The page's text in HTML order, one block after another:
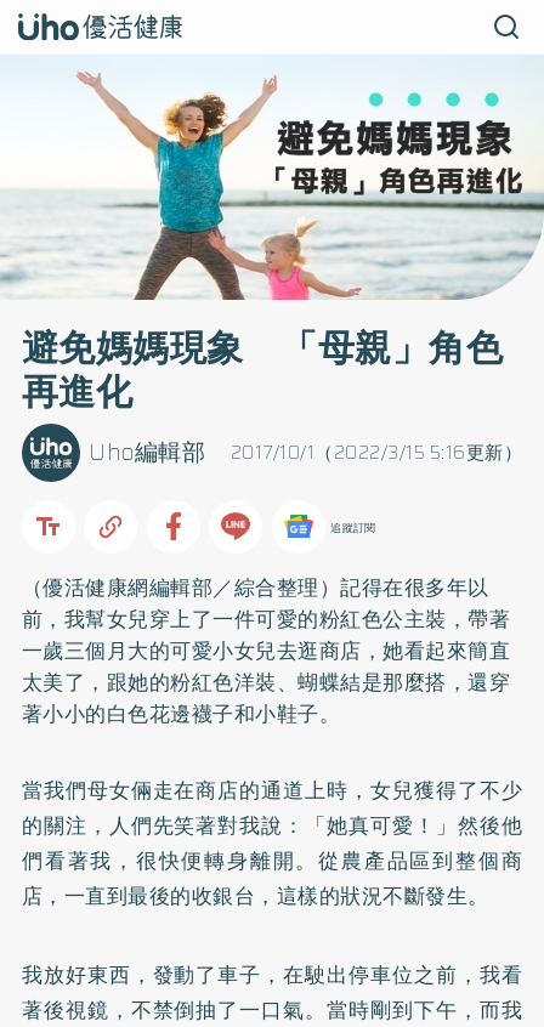
避免媽媽現象 「母親」角色
再進化
2017/10/1（2022/3/15 5:16更新）
Uho編輯部
追蹤訂閱
（優活健康網編輯部／綜合整理）記得在很多年以
前，我幫女兒穿上了一件可愛的粉紅色公主裝，帶著
一歲三個月大的可愛小女兒去逛商店，她看起來簡直
太美了，跟她的粉紅色洋裝、蝴蝶結是那麼搭，還穿
著小小的白色花邊襪子和小鞋子。
當我們母女倆走在商店的通道上時，女兒獲得了不少
的關注，人們先笑著對我說：「她真可愛！」然後他
們看著我，很快便轉身離開。從農產品區到整個商
店，一直到最後的收銀台，這樣的狀況不斷發生。
我放好東西，發動了車子，在駛出停車位之前，我看
著後視鏡，不禁倒抽了一口氣。當時剛到下午，而我